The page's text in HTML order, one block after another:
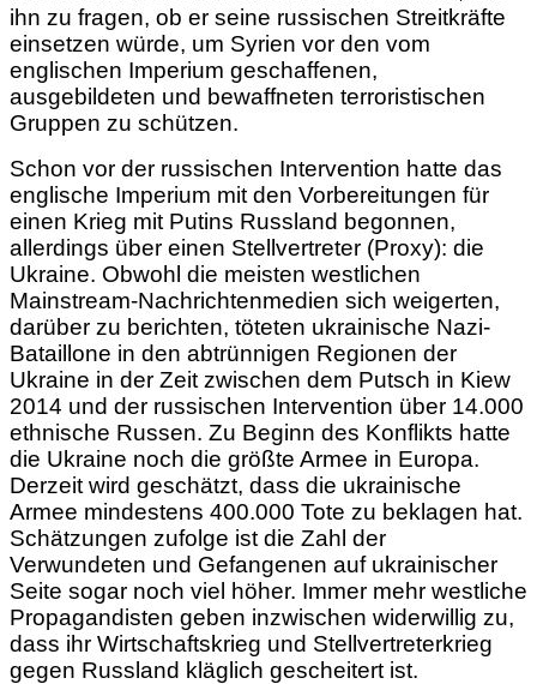
ihn zu fragen, ob er seine russischen Streitkräfte
einsetzen würde, um Syrien vor den vom
englischen Imperium geschaffenen,
ausgebildeten und bewaffneten terroristischen
Gruppen zu schützen.
Schon vor der russischen Intervention hatte das
englische Imperium mit den Vorbereitungen für
einen Krieg mit Putins Russland begonnen,
allerdings über einen Stellvertreter (Proxy): die
Ukraine. Obwohl die meisten westlichen
Mainstream-Nachrichtenmedien sich weigerten,
darüber zu berichten, töteten ukrainische Nazi-
Bataillone in den abtrünnigen Regionen der
Ukraine in der Zeit zwischen dem Putsch in Kiew
2014 und der russischen Intervention über 14.000
ethnische Russen. Zu Beginn des Konflikts hatte
die Ukraine noch die größte Armee in Europa.
Derzeit wird geschätzt, dass die ukrainische
Armee mindestens 400.000 Tote zu beklagen hat.
Schätzungen zufolge ist die Zahl der
Verwundeten und Gefangenen auf ukrainischer
Seite sogar noch viel höher. Immer mehr westliche
Propagandisten geben inzwischen widerwillig zu,
dass ihr Wirtschaftskrieg und Stellvertreterkrieg
gegen Russland kläglich gescheitert ist.